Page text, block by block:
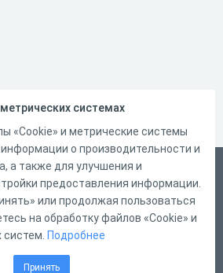
связи
системах
«Cookie» и метрические системы
о производительности и
а также для улучшения и
предоставления информации.
или продолжая пользоваться
на обработку файлов «Cookie» и
Подробнее
Принять